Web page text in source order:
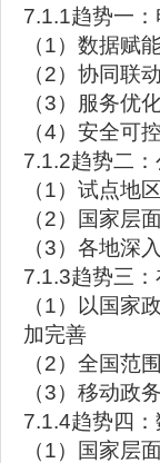
7.1.1趋势一
（1）数据赋
（2）协同联动
（3）服务优
（4）安全可控
7.1.2趋势二：
（1）试点地
（2）国家层
（3）各地深
7.1.3趋势三：
（1）以国家
加完善
（2）全国范
（3）移动政
7.1.4趋势四：
（1）国家层